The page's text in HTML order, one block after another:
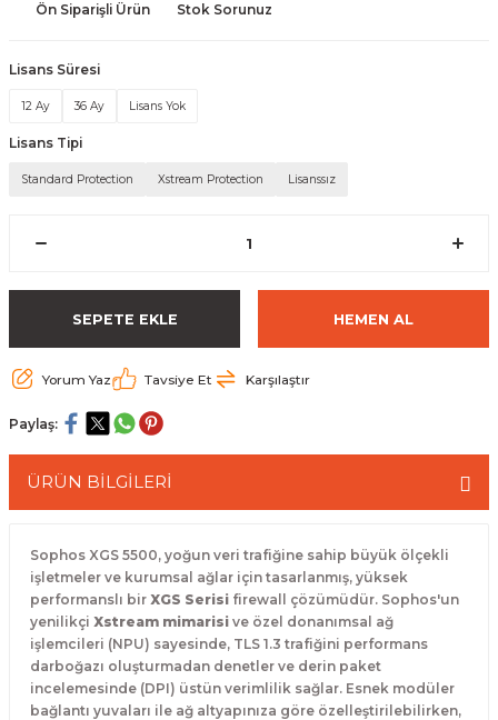
Ön Siparişli Ürün Stok Sorunuz
Lisans Süresi
12 Ay 36 Ay Lisans Yok
Lisans Tipi
Standard Protection Xstream Protection Lisanssız
SEPETE EKLE HEMEN AL
Yorum Yaz Tavsiye Et Karşılaştır
Paylaş:
ÜRÜN BİLGİLERİ
Sophos XGS 5500, yoğun veri trafiğine sahip büyük ölçekli
işletmeler ve kurumsal ağlar için tasarlanmış, yüksek
performanslı bir XGS Serisi firewall çözümüdür. Sophos'un
yenilikçi Xstream mimarisi ve özel donanımsal ağ
işlemcileri (NPU) sayesinde, TLS 1.3 trafiğini performans
darboğazı oluşturmadan denetler ve derin paket
incelemesinde (DPI) üstün verimlilik sağlar. Esnek modüler
bağlantı yuvaları ile ağ altyapınıza göre özelleştirilebilirken,